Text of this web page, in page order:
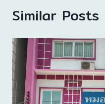
Similar Posts